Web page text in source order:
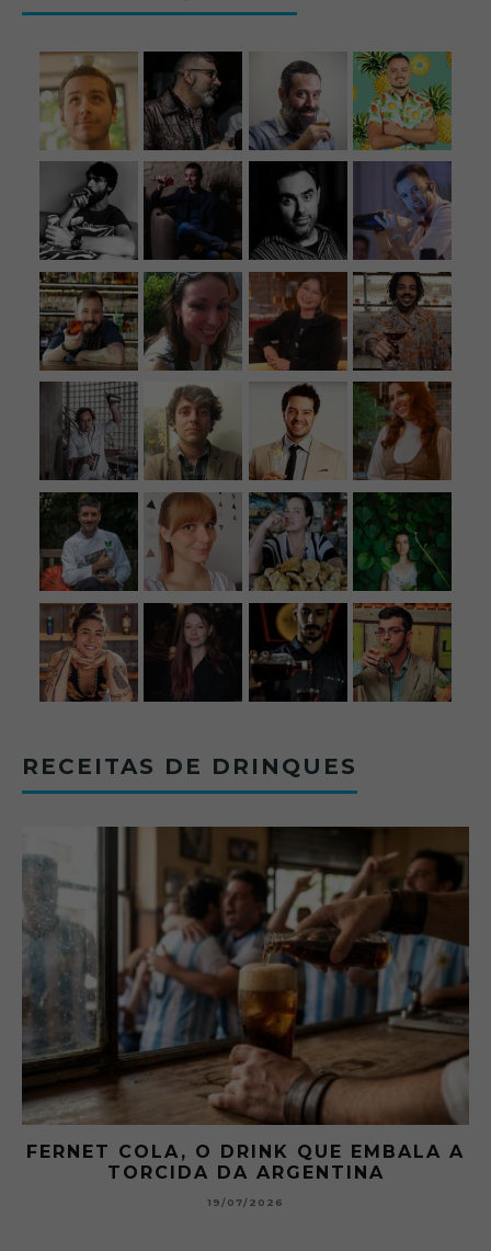
RECEITAS DE DRINQUES
GIBSON: O PICLES QUE MUDOU A
HISTÓRIA DOS MARTINI
15/07/2026